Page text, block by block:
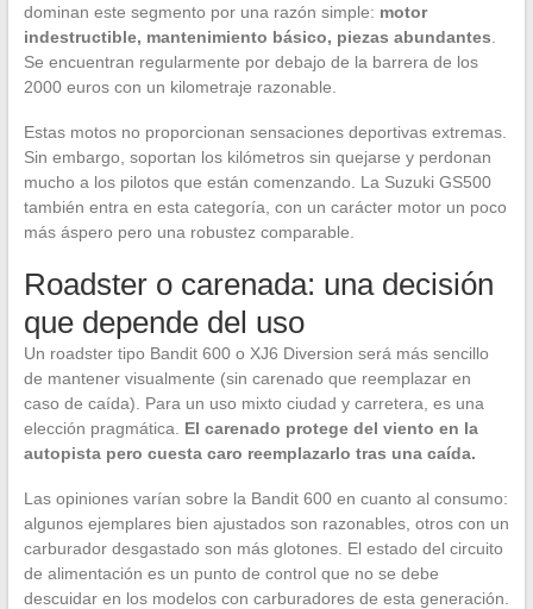
dominan este segmento por una razón simple: motor
indestructible, mantenimiento básico, piezas abundantes
Se encuentran regularmente por debajo de la barrera de los
2000 euros con un kilometraje razonable.
Estas motos no proporcionan sensaciones deportivas extremas.
Sin embargo, soportan los kilómetros sin quejarse y perdonan
mucho a los pilotos que están comenzando. La Suzuki GS500
también entra en esta categoría, con un carácter motor un poco
más áspero pero una robustez comparable.
Roadster o carenada: una decisión
que depende del uso
Un roadster tipo Bandit 600 o XJ6 Diversion será más sencillo
de mantener visualmente (sin carenado que reemplazar en
caso de caída). Para un uso mixto ciudad y carretera, es una
elección pragmática. El carenado protege del viento en la
autopista pero cuesta caro reemplazarlo tras una caída.
Las opiniones varían sobre la Bandit 600 en cuanto al consumo:
algunos ejemplares bien ajustados son razonables, otros con un
carburador desgastado son más glotones. El estado del circuito
de alimentación es un punto de control que no se debe
descuidar en los modelos con carburadores de esta generación.